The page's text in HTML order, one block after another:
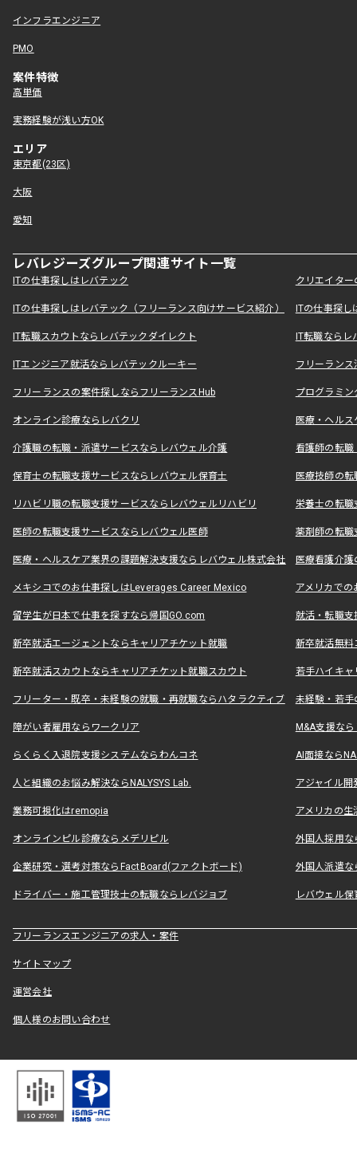
インフラエンジニア
PMO
案件特徴
高単価
実務経験が浅い方OK
エリア
東京都(23区)
大阪
愛知
レバレジーズグループ関連サイト一覧
ITの仕事探しはレバテック クリエイタ
ITの仕事探しはレバテック（フリーランス向けサービス紹介） ITの仕事探
IT転職スカウトならレバテックダイレクト IT転職なら
ITエンジニア就活ならレバテックルーキー フリーラン
フリーランスの案件探しならフリーランスHub プログラミ
オンライン診療ならレバクリ 医療・ヘル
介護職の転職・派遣サービスならレバウェル介護 看護師の転
保育士の転職支援サービスならレバウェル保育士 医療技師の
リハビリ職の転職支援サービスならレバウェルリハビリ 栄養士の転
医師の転職支援サービスならレバウェル医師 薬剤師の転
医療・ヘルスケア業界の課題解決支援ならレバウェル株式会社 医療看護介
メキシコでのお仕事探しはLeverages Career Mexico アメリカで
留学生が日本で仕事を探すなら帰国GO.com 就活・転職
新卒就活エージェントならキャリアチケット就職 新卒就活無料
新卒就活スカウトならキャリアチケット就職スカウト 若手ハイキ
フリーター・既卒・未経験の就職・再就職ならハタラクティブ 未経験・若手
障がい者雇用ならワークリア M&A支援な
らくらく入退院支援システムならわんコネ AI面接なら
人と組織のお悩み解決ならNALYSYS Lab. アジャイル
業務可視化はremopia アメリカの
オンラインピル診療ならメデリピル 外国人採用
企業研究・選考対策ならFactBoard(ファクトボード) 外国人派遣な
ドライバー・施工管理技士の転職ならレバジョブ レバウェル
フリーランスエンジニアの求人・案件
サイトマップ
運営会社
個人様のお問い合わせ